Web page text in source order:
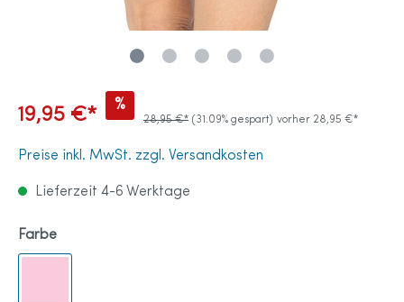
19,95 €* %
28,95 €* (31.09% gespart) vorher 28,95 €*
Preise inkl. MwSt. zzgl. Versandkosten
Lieferzeit 4-6 Werktage
Farbe